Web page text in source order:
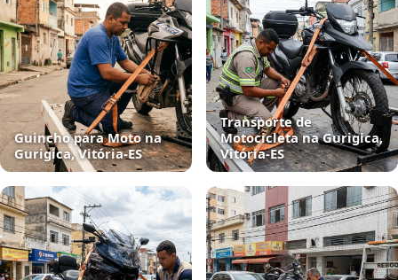
Guincho para Moto na
Gurigica, Vitória‑ES
Transporte de
Motocicleta na Gurigica,
Vitória‑ES